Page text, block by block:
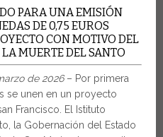
PARA UNA EMISIÓN
DE 0,75 EUROS
CON MOTIVO DEL
MUERTE DEL SANTO
de 2026– Por primera
se unen en un proyecto
Francisco. El Istituto
la Gobernación del Estado